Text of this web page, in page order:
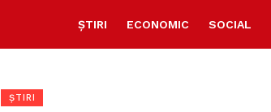
ȘTIRI ECONOMIC SOCIAL
ȘTIRI